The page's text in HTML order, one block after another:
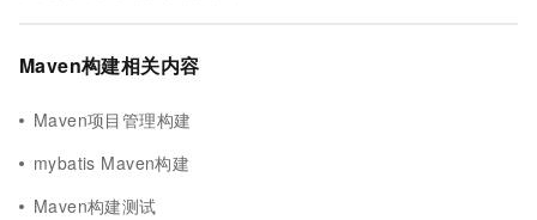
Maven构建相关内容
Maven项目管理构建
mybatis Maven构建
Maven构建测试